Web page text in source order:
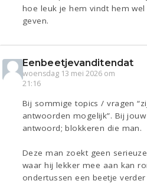
hoe leuk je hem vindt hem
geven.
Eenbeetjevanditendat
woensdag 13 mei 2026 om
21:16
Bij sommige topics / vragen
antwoorden mogelijk”. Bij
antwoord; blokkeren die man.
Deze man zoekt geen
waar hij lekker mee aan kan
ondertussen een beetje verder